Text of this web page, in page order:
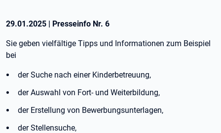
29.01.2025 | Presseinfo Nr. 6
Sie geben vielfältige Tipps und Informationen zum Beispiel
bei
der Suche nach einer Kinderbetreuung,
der Auswahl von Fort- und Weiterbildung,
der Erstellung von Bewerbungsunterlagen,
der Stellensuche,